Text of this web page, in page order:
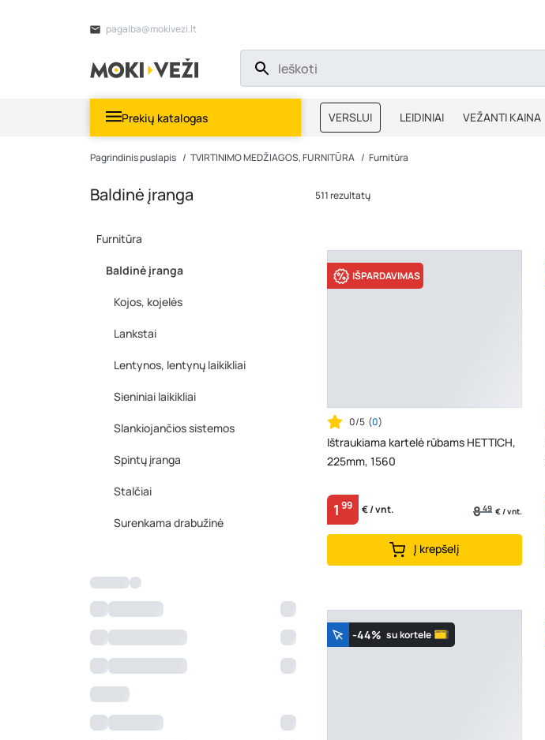
pagalba@mokivezi.lt
Prekių katalogas VERSLUI LEIDINIAI VEŽANTI KAINA
MOKIBLOGAS
Pagrindinis puslapis TVIRTINIMO MEDŽIAGOS, FURNITŪRA Furnitūra
Baldinė įranga
Furnitūra
Baldinė įranga
Kojos, kojelės
Lankstai
Lentynos, lentynų laikikliai
Sieniniai laikikliai
Slankiojančios sistemos
Spintų įranga
Stalčiai
Surenkama drabužinė
511 rezultatų
IŠPARDAVIMAS
0/5 (0)
Ištraukiama kartelė rūbams HETTICH,
225mm, 1560
1 99 € / vnt. 849 € / vnt.
Į krepšelį
-44% su kortele